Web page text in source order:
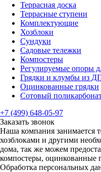
Террасная доска
Террасные ступени
Комплектующие
Хозблоки
Сундуки
Садовые тележки
Компостеры
Регулируемые опоры
Грядки и клумбы из
Оцинкованные грядки
Сотовый
+7 (499) 648-05-97
Заказать звонок
Наша компания занимается
хозблоками и другими
дома, так же можем
компостеры,
Обработка персональных